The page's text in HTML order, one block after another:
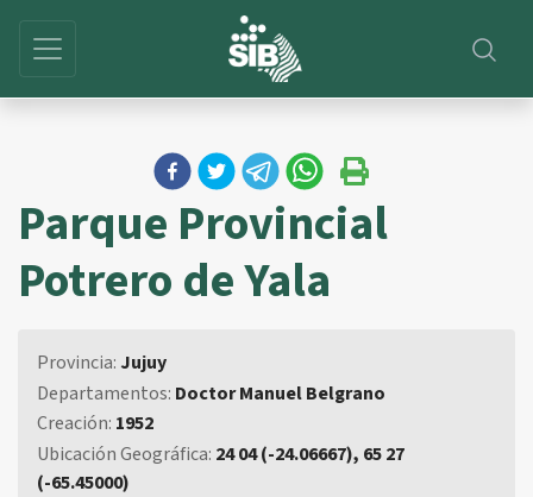
Parque Provincial
Potrero de Yala
Provincia: Jujuy
Departamentos: Doctor Manuel Belgrano
Creación: 1952
Ubicación Geográfica: 24 04 (-24.06667), 65 27
(-65.45000)